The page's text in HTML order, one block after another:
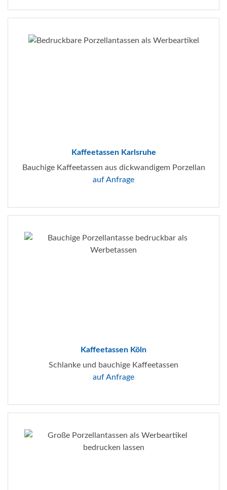
Kaffeetassen Karlsruhe
Bauchige Kaffeetassen aus dickwandigem Porzellan
auf Anfrage
Kaffeetassen Köln
Schlanke und bauchige Kaffeetassen
auf Anfrage